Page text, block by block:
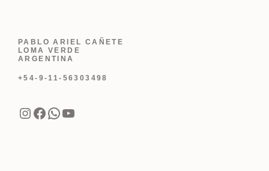
PABLO ARIEL CAÑETE
LOMA VERDE
ARGENTINA
+54-9-11-56303498
Instagram
Facebook
WhatsApp
YouTube